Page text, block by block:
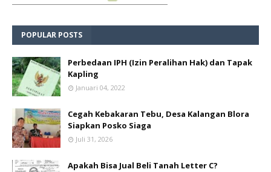
POPULAR POSTS
Perbedaan IPH (Izin Peralihan Hak) dan Tapak
Kapling
Januari 04, 2022
Cegah Kebakaran Tebu, Desa Kalangan Blora
Siapkan Posko Siaga
Juli 31, 2026
Apakah Bisa Jual Beli Tanah Letter C?